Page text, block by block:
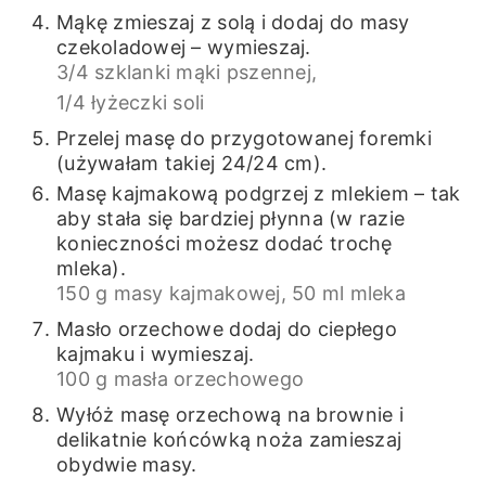
Mąkę zmieszaj z solą i dodaj do masy
czekoladowej – wymieszaj.
3/4 szklanki mąki pszennej,
1/4 łyżeczki soli
Przelej masę do przygotowanej foremki
(używałam takiej 24/24 cm).
Masę kajmakową podgrzej z mlekiem – tak
aby stała się bardziej płynna (w razie
konieczności możesz dodać trochę
mleka).
150 g masy kajmakowej, 50 ml mleka
Masło orzechowe dodaj do ciepłego
kajmaku i wymieszaj.
100 g masła orzechowego
Wyłóż masę orzechową na brownie i
delikatnie końcówką noża zamieszaj
obydwie masy.